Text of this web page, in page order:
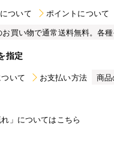
ついて ポイントについて
買い物で通常送料無料。各
指定
いて お支払い方法 商
」についてはこちら